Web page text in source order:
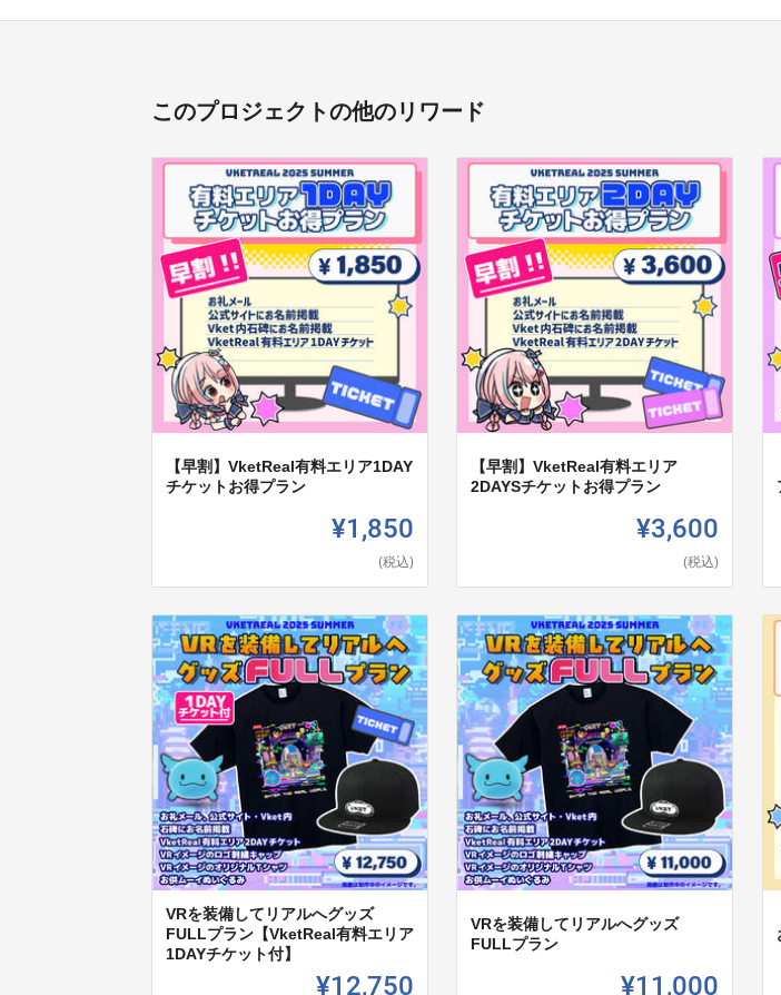
このプロジェクトの他のリワード
【早割】VketReal有料エリア1DAY
チケットお得プラン
¥1,850
(税込)
【早割】VketReal有料エリア
2DAYSチケットお得プラン
¥3,600
(税込)
VRを装備してリアルへグッズ
FULLプラン【VketReal有料エリア
1DAYチケット付】
¥12,750
VRを装備してリアルへグッズ
FULLプラン
¥11,000